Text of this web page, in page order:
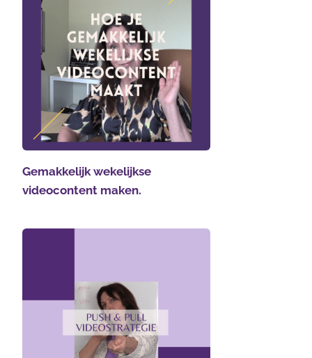
Gemakkelijk wekelijkse
videocontent maken.